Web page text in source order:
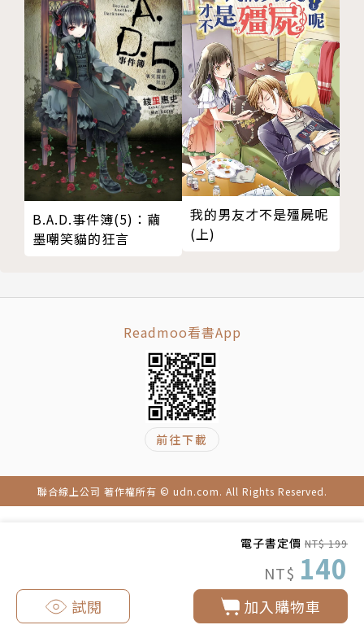
電子書定價 NT$ 199
NT$ 140
加入購物車
試閱
B.A.D.事件簿(5)：繭
墨嘲笑貓的狂言
我的男友才不是殭屍呢
(上)
Readmoo看書App
前往下載
聯合線上公司 著作權所有 © udn.com. All Rights Reserved.